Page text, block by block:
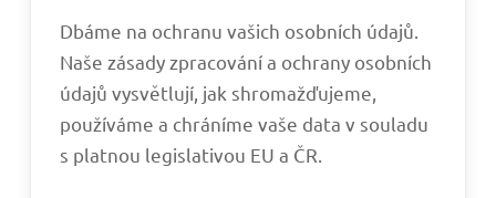
Dbáme na ochranu vašich osobních údajů.
Naše zásady zpracování a ochrany osobních
údajů vysvětlují, jak shromažďujeme,
používáme a chráníme vaše data v souladu
s platnou legislativou EU a ČR.